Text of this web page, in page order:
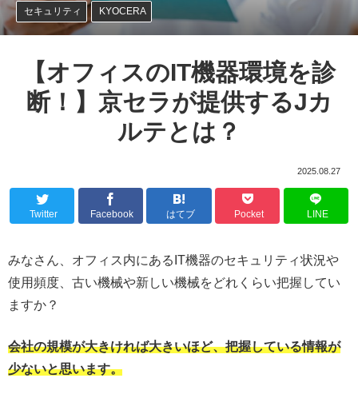
セキュリティ KYOCERA
【オフィスのIT機器環境を診
断！】京セラが提供するJカ
ルテとは？
2025.08.27
Twitter Facebook はてブ Pocket LINE
みなさん、オフィス内にあるIT機器のセキュリティ状況や
使用頻度、古い機械や新しい機械をどれくらい把握してい
ますか？
会社の規模が大きければ大きいほど、把握している情報が
少ないと思います。